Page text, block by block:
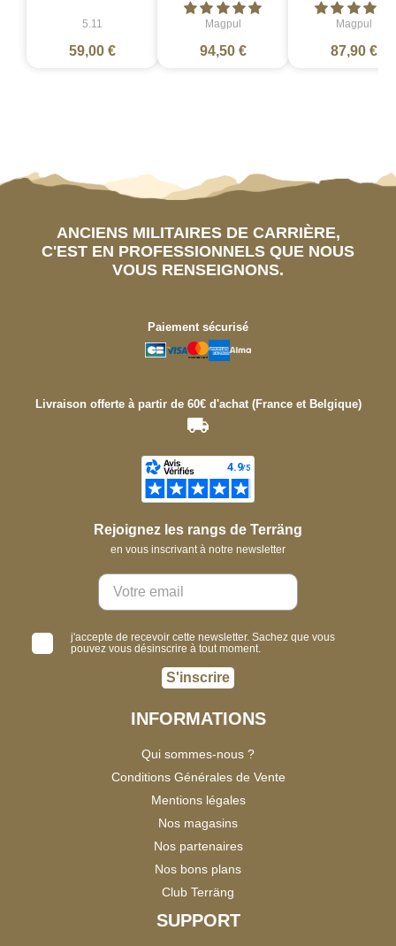
5.11
59,00 €
Magpul
94,50 €
Magpul
87,90 €
ANCIENS MILITAIRES DE CARRIÈRE,
C'EST EN PROFESSIONNELS QUE NOUS
VOUS RENSEIGNONS.
Paiement sécurisé
Livraison offerte à partir de 60€ d'achat (France et Belgique)
Rejoignez les rangs de Terräng
en vous inscrivant à notre newsletter
j'accepte de recevoir cette newsletter. Sachez que vous
pouvez vous désinscrire à tout moment.
S'inscrire
INFORMATIONS
Qui sommes-nous ?
Conditions Générales de Vente
Mentions légales
Nos magasins
Nos partenaires
Nos bons plans
Club Terräng
SUPPORT